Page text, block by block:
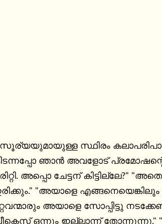
സൂര്യയുമായുള്ള സ്ഥിരം
ഞാൻ അവളോട്
അപ്പൊ ചേട്ടന് കിട്ടില്ലേ?"
"അയാളെ
അയാളെ സോപ്പിട്ടു
ഒന്നും ഇല്ലാന്ന്